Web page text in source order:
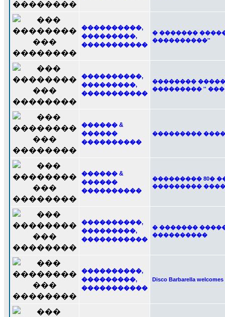
����������,
���������,
�����������
� �������
����������''
����������,
���������,
�����������
��������
��������� ''
������ &
������
����������
���������
������ &
������
����������
��������� 80�
���������
����������,
���������,
�����������
� �������
����������
����������,
���������,
�����������
Disco Barbarella welcomes